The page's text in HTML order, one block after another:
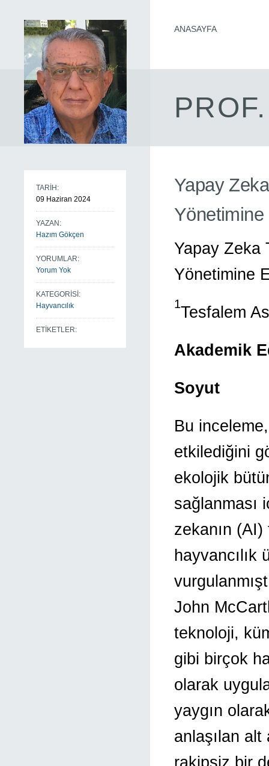
ANASAYFA
TARİH:
09 Haziran 2024
YAZAN:
Hazım Gökçen
YORUMLAR:
Yorum Yok
KATEGORİSİ:
Hayvancılık
ETİKETLER:
Yapay
Yapay Zeka
Yönetimine
1Tesfalem
Akademik
Soyut
Bu
etkilediğini
ekolojik
sağlanması
zekanın
hayvancılık
John
teknoloji,
gibi birçok
olarak
yaygın
anlaşılan
rakipsiz bir